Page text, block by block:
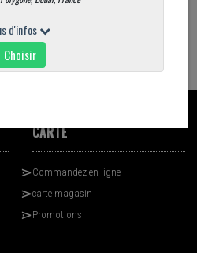
CARTE
Commandez en ligne
carte magasin
Promotions